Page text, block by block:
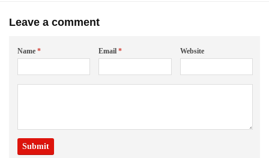
Leave a comment
Name * Email* Website